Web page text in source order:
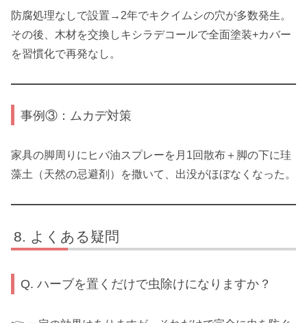
防腐処理なしで設置→2年でキクイムシの穴が多数発生。
その後、木材を交換しキシラデコールで全面塗装+カバー
を習慣化で再発なし。
事例③：ムカデ対策
家具の脚周りにヒバ油スプレーを月1回散布＋脚の下に珪
藻土（天然の忌避剤）を撒いて、出没がほぼなくなった。
よくある疑問
Q. ハーブを置くだけで虫除けになりますか？